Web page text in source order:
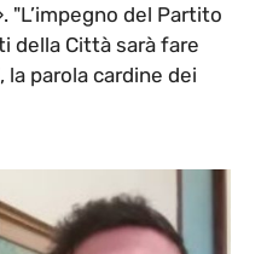
"L’impegno del Partito
della Città sarà fare
la parola cardine dei